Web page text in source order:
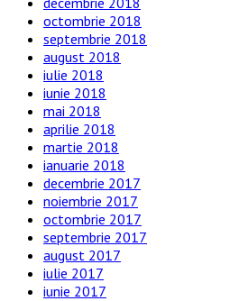
octombrie 2018
septembrie 2018
august 2018
iulie 2018
iunie 2018
mai 2018
aprilie 2018
martie 2018
ianuarie 2018
decembrie 2017
noiembrie 2017
octombrie 2017
septembrie 2017
august 2017
iulie 2017
iunie 2017